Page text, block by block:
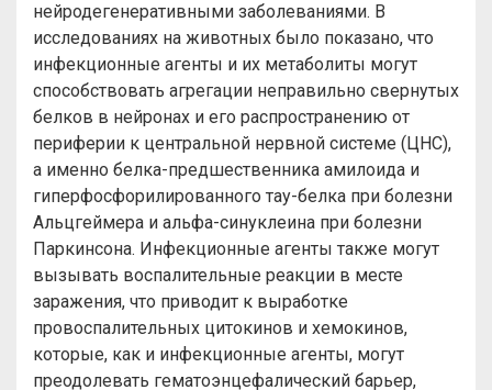
нейродегенеративными заболеваниями. В
исследованиях на животных было показано, что
инфекционные агенты и их метаболиты могут
способствовать агрегации неправильно свернутых
белков в нейронах и его распространению от
периферии к центральной нервной системе (ЦНС),
а именно белка-предшественника амилоида и
гиперфосфорилированного тау-белка при болезни
Альцгеймера и альфа-синуклеина при болезни
Паркинсона. Инфекционные агенты также могут
вызывать воспалительные реакции в месте
заражения, что приводит к выработке
провоспалительных цитокинов и хемокинов,
которые, как и инфекционные агенты, могут
преодолевать гематоэнцефалический барьер,